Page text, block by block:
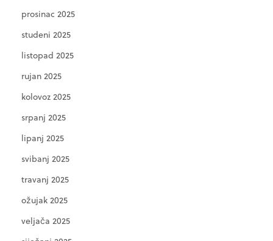
prosinac 2025
studeni 2025
listopad 2025
rujan 2025
kolovoz 2025
srpanj 2025
lipanj 2025
svibanj 2025
travanj 2025
ožujak 2025
veljača 2025